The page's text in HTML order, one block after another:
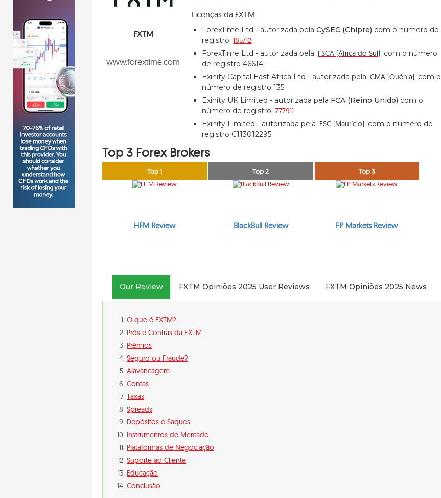
FXTM
www.forextime.com
Licenças da FXTM
ForexTime Ltd - autorizada pelaCySEC (Chipre) com o número de
registro 185/12
ForexTime Ltd - autorizada pela FSCA (África do Sul) com o número
de registro 46614
Exinity Capital East Africa Ltd - autorizada pela CMA (Quênia) com o
número de registro 135
Exinity UK Limited - autorizada pela FCA (Reino Unido) com o
número de registro 777911
Exinity Limited - autorizada pela FSC (Maurício) com o número de
registro C113012295
Top 3 Forex Brokers
Top 1
HFM Review
Top 2
BlackBull Review
Top 3
FP Markets Review
Our Review FXTM Opiniões 2025 User Reviews FXTM Opiniões 2025 News
O que é FXTM?
Prós e Contras da FXTM
Prêmios
Seguro ou Fraude?
Alavancagem
Contas
Taxas
Spreads
Depósitos e Saques
Instrumentos de Mercado
Plataformas de Negociação
Suporte ao Cliente
Educação
Conclusão